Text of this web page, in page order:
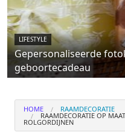
LIFESTYLE
Gepersonaliseerde
geboortecadeau
HOME RAAMDECORATIE
RAAMDECORATIE OP
ROLGORDIJNEN